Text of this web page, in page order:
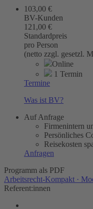
103,00 €
BV-Kunden
121,00 €
Standardpreis
pro Person
(netto zzgl. gesetzl.
Online
1 Termin
Termine
Was ist BV?
Auf Anfrage
Firmenintern
Persönliches
Reisekosten
Anfragen
Programm als PDF
Arbeitsrecht-Kompakt ·
Referent:innen